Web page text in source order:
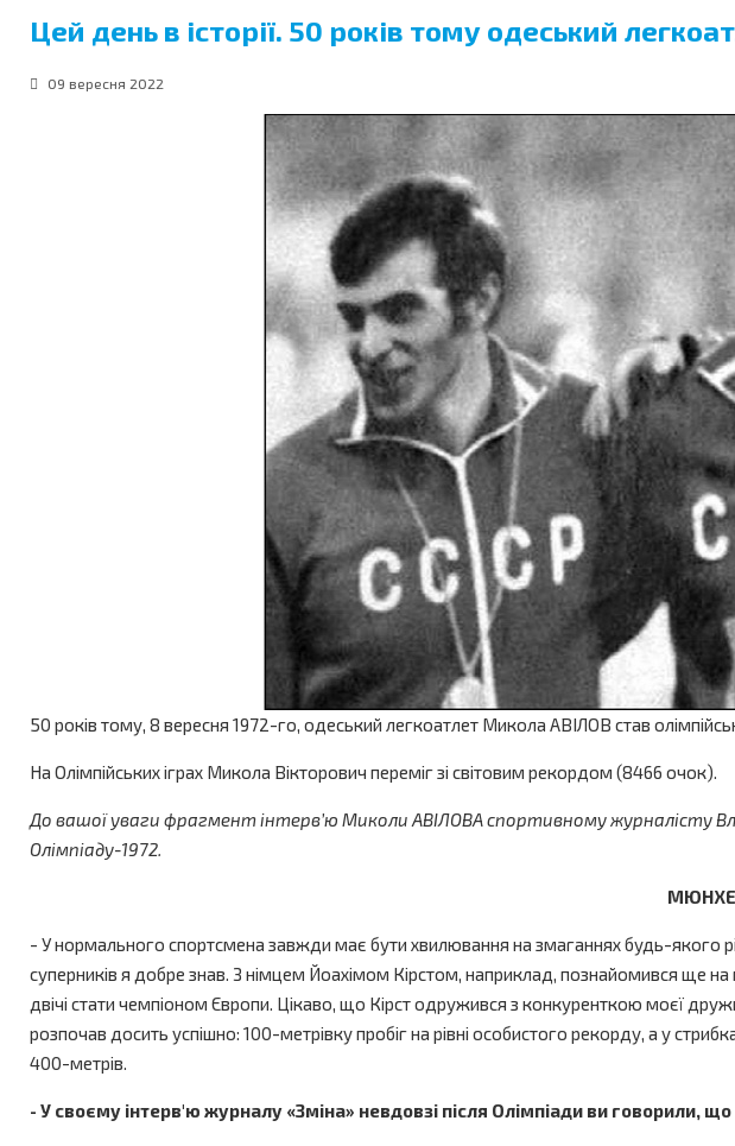
Цей день в історії. 50 років тому одеський
09 вересня 2022
50 років тому, 8 вересня 1972-го, одеський легкоатлет Микола АВІЛОВ став
На Олімпійських іграх Микола Вікторович переміг зі світовим рекордом (8466 очок).
До вашої уваги фрагмент інтерв’ю Миколи АВІЛОВА спортивному журналісту
Олімпіаду-1972.
- У нормального спортсмена завжди має бути хвилювання на змаганнях будь-якого
суперників я добре знав. З німцем Йоахімом Кірстом, наприклад, познайомився ще
двічі стати чемпіоном Європи. Цікаво, що Кірст одружився з конкуренткою моєї
розпочав досить успішно: 100-метрівку пробіг на рівні особистого рекорду, а у
400-метрів.
- У своєму інтерв'ю журналу «Зміна» невдовзі після Олімпіади ви говорили,